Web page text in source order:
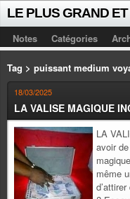
Notes Catégories
Tag > puissant medium
18/03/2025
LA VALISE MAGIQUE
LA
avoir
même